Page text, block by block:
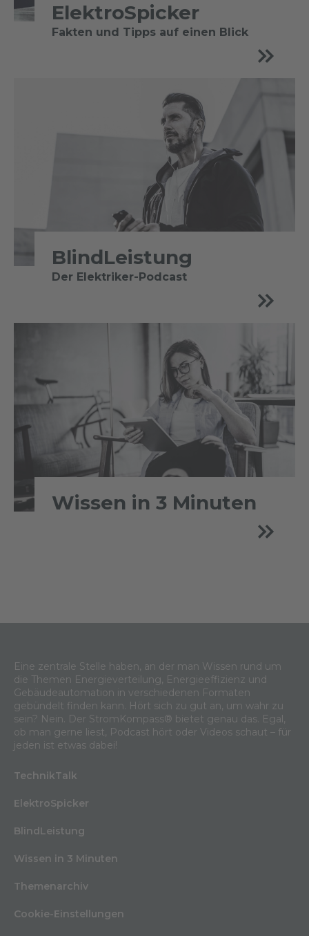
ElektroSpicker
Fakten und Tipps auf einen Blick
BlindLeistung
Der Elektriker-Podcast
Wissen in 3 Minuten
Eine zentrale Stelle haben, an der man Wissen rund um
die Themen Energieverteilung, Energieeffizienz und
Gebäudeautomation in verschiedenen Formaten
gebündelt finden kann. Hört sich zu gut an, um wahr zu
sein? Nein. Der StromKompass® bietet genau das. Egal,
ob man gerne liest, Podcast hört oder Videos schaut – für
jeden ist etwas dabei!
TechnikTalk
ElektroSpicker
BlindLeistung
Wissen in 3 Minuten
Themenarchiv
Cookie-Einstellungen